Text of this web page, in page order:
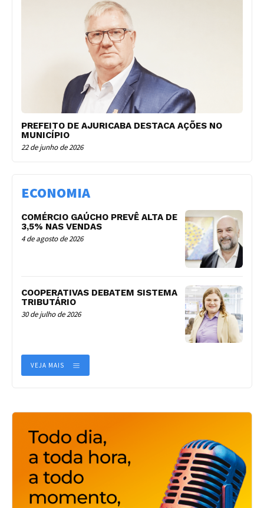
PREFEITO DE AJURICABA DESTACA AÇÕES NO
MUNICÍPIO
22 de junho de 2026
ECONOMIA
COMÉRCIO GAÚCHO PREVÊ ALTA DE
3,5% NAS VENDAS
4 de agosto de 2026
COOPERATIVAS DEBATEM SISTEMA
TRIBUTÁRIO
30 de julho de 2026
VEJA MAIS